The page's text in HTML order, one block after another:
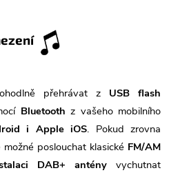
přehrávat z
USB flash
Bluetooth z vašeho mobilního
i Apple iOS. Pokud zrovna
poslouchat klasické FM/AM
DAB+ antény
vychutnat